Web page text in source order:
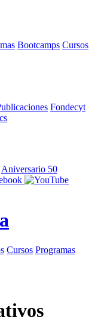
Bootcamps Cursos
Fondecyt
Aniversario 50
Cursos Programas